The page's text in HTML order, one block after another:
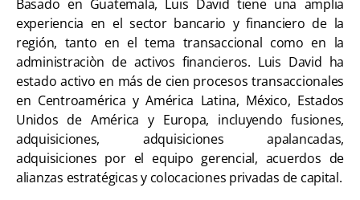
Basado en Guatemala, Luis David tiene una amplia
experiencia en el sector bancario y financiero de la
región, tanto en el tema transaccional como en la
administraciòn de activos financieros. Luis David ha
estado activo en más de cien procesos transaccionales
en Centroamérica y América Latina, México, Estados
Unidos de América y Europa, incluyendo fusiones,
adquisiciones, adquisiciones apalancadas,
adquisiciones por el equipo gerencial, acuerdos de
alianzas estratégicas y colocaciones privadas de capital.